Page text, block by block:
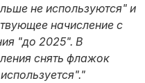
не используются" и
начисление с
"до 2025". В
снять флажок